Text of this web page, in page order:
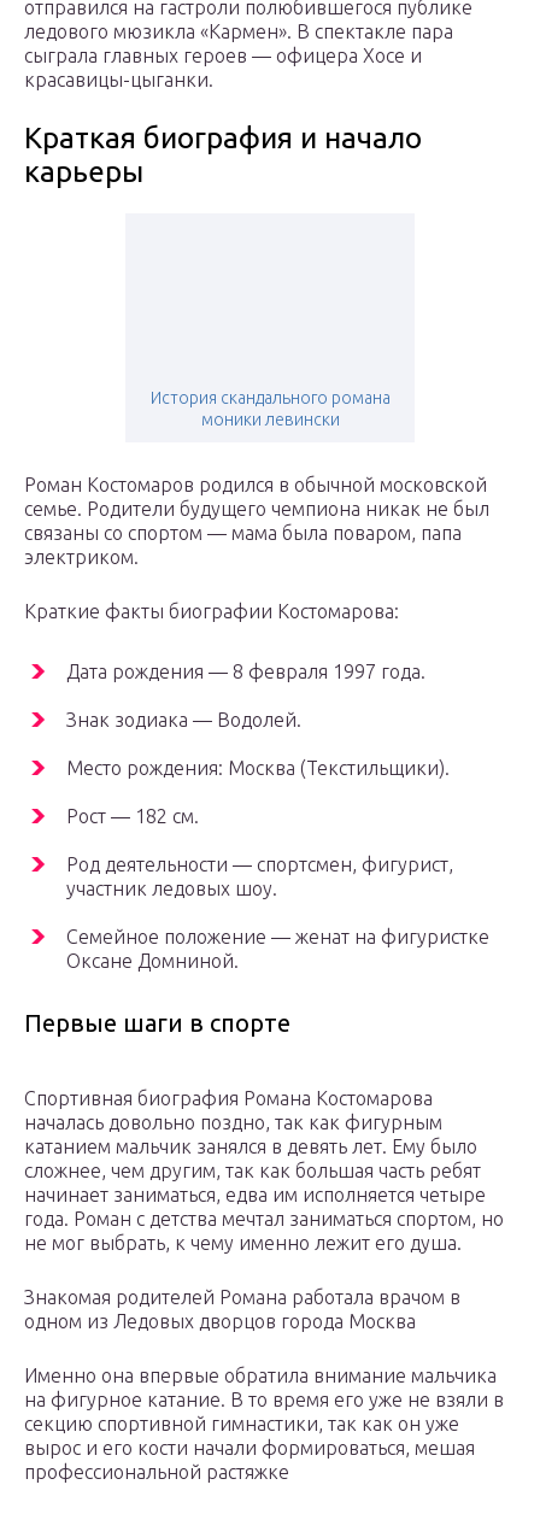
отправился на гастроли полюбившегося публике
ледового мюзикла «Кармен». В спектакле пара
сыграла главных героев — офицера Хосе и
красавицы-цыганки.
Краткая биография и начало
карьеры
История скандального романа
моники левински
Роман Костомаров родился в обычной московской
семье. Родители будущего чемпиона никак не был
связаны со спортом — мама была поваром, папа
электриком.
Краткие факты биографии Костомарова:
Дата рождения — 8 февраля 1997 года.
Знак зодиака — Водолей.
Место рождения: Москва (Текстильщики).
Рост — 182 см.
Род деятельности — спортсмен, фигурист,
участник ледовых шоу.
Семейное положение — женат на фигуристке
Оксане Домниной.
Первые шаги в спорте
Спортивная биография Романа Костомарова
началась довольно поздно, так как фигурным
катанием мальчик занялся в девять лет. Ему было
сложнее, чем другим, так как большая часть ребят
начинает заниматься, едва им исполняется четыре
года. Роман с детства мечтал заниматься спортом, но
не мог выбрать, к чему именно лежит его душа.
Знакомая родителей Романа работала врачом в
одном из Ледовых дворцов города Москва
Именно она впервые обратила внимание мальчика
на фигурное катание. В то время его уже не взяли в
секцию спортивной гимнастики, так как он уже
вырос и его кости начали формироваться, мешая
профессиональной растяжке